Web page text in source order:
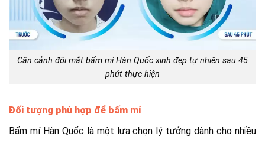
Cận cảnh đôi mắt bấm mí Hàn Quốc xinh đẹp tự nhiên sau 45
phút thực hiện
Đối tượng phù hợp để bấm mí
Bấm mí Hàn Quốc là một lựa chọn lý tưởng dành cho nhiều